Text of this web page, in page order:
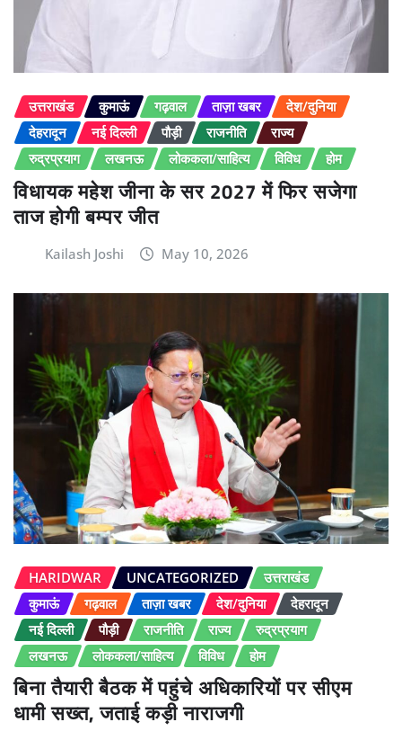
उत्तराखंड कुमाऊं गढ़वाल ताज़ा खबर
देश/दुनिया
देहरादून
नई दिल्ली पौड़ी राजनीति
राज्य
रुद्रप्रयाग
लखनऊ लोककला/साहित्य विविध होम
विधायक महेश जीना के सर 2027 में फिर सजेगा
ताज होगी बम्पर जीत
Kailash Joshi May 10, 2026
HARIDWAR UNCATEGORIZED
उत्तराखंड
कुमाऊं
गढ़वाल ताज़ा खबर देश/दुनिया
देहरादून
नई दिल्ली
पौड़ी राजनीति राज्य
रुद्रप्रयाग
लखनऊ
लोककला/साहित्य विविध होम
बिना तैयारी बैठक में पहुंचे अधिकारियों पर सीएम
धामी सख्त, जताई कड़ी नाराजगी